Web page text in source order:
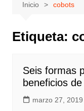
Inicio cobots
Etiqueta:
Seis formas
beneficios
marzo 27, 2019